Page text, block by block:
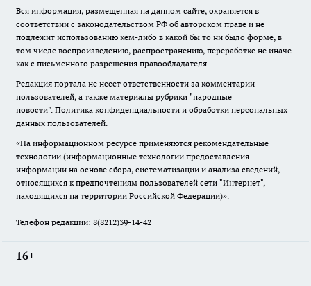
Вся информация, размещенная на данном сайте, охраняется в
соответствии с законодательством РФ об авторском праве и не
подлежит использованию кем-либо в какой бы то ни было форме, в
том числе воспроизведению, распространению, переработке не иначе
как с письменного разрешения правообладателя.
Редакция портала не несет ответственности за комментарии
пользователей, а также материалы рубрики "народные
новости". Политика конфиденциальности и обработки персональных
данных пользователей.
«На информационном ресурсе применяются рекомендательные
технологии (информационные технологии предоставления
информации на основе сбора, систематизации и анализа сведений,
относящихся к предпочтениям пользователей сети "Интернет",
находящихся на территории Российской Федерации)».
Телефон редакции: 8(8212)39-14-42
16+